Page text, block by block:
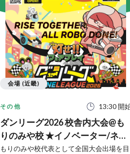
その他 13:30 開
ダンリーグ2026 校舎内大会@も
りのみや校 ★イノベーター/ネク
スト/フロンティア★
もりのみや校代表として全国大会出場を目
会場 (近畿)